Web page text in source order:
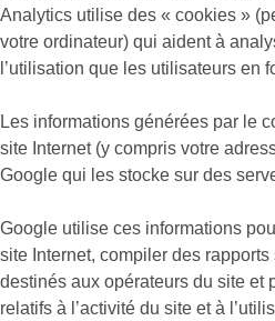
Analytics utilise des « cookies »
votre ordinateur) qui aident à
l’utilisation que les utilisateurs en
Les informations générées par le
site Internet (y compris votre
Google qui les stocke sur des
Google utilise ces informations
site Internet, compiler des rapports
destinés aux opérateurs du site et
relatifs à l’activité du site et à